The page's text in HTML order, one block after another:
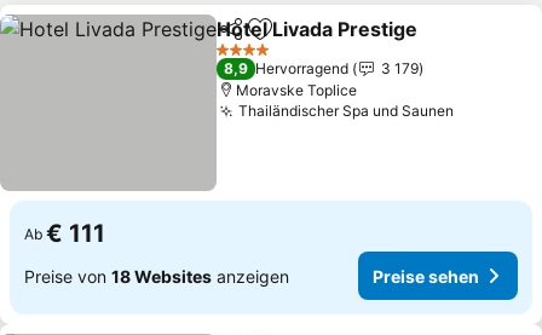
TeilenZu Favoriten hinzufügen
Hotel Livada Prestige
4 Sterne
8,9 Hervorragend
3 179
Moravske Toplice
Thailändischer Spa und Saunen
Ab € 111
Preise von 18 Websites anzeigen Preise sehen